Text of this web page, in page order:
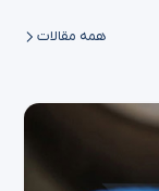
همه مقالات